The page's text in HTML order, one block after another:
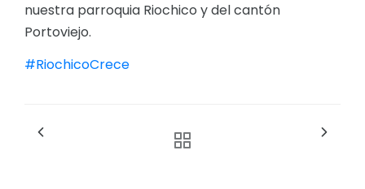
nuestra parroquia Riochico y del cantón
Portoviejo.
#RiochicoCrece